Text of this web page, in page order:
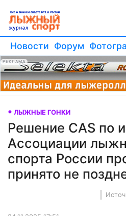
Новости Форум
РЕКЛАМА
ЛЫЖНЫЕ ГОНКИ
Решение CAS по
Ассоциации
спорта России
принято не